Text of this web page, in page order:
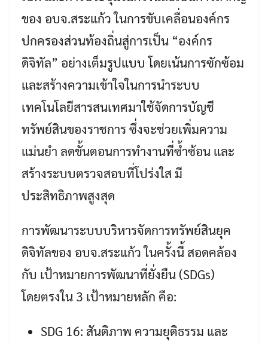
ของ อบจ.สระแก้ว ในการขับเคลื่อนองค์กร
ปกครองส่วนท้องถิ่นสู่การเป็น “องค์กร
ดิจิทัล” อย่างเต็มรูปแบบ โดยเน้นการซักซ้อม
และสร้างความเข้าใจในการนำระบบ
เทคโนโลยีสารสนเทศมาใช้จัดการบัญชี
ทรัพย์สินของราชการ ซึ่งจะช่วยเพิ่มความ
แม่นยำ ลดขั้นตอนการทำงานที่ซ้ำซ้อน และ
สร้างระบบตรวจสอบที่โปร่งใส มี
ประสิทธิภาพสูงสุด
การพัฒนาระบบบริหารจัดการทรัพย์สินยุค
ดิจิทัลของ อบจ.สระแก้ว ในครั้งนี้ สอดคล้อง
กับ เป้าหมายการพัฒนาที่ยั่งยืน (SDGs)
โดยตรงใน 3 เป้าหมายหลัก คือ:
SDG 16: สันติภาพ ความยุติธรรม และ